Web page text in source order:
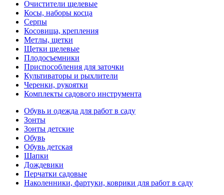
Очистители щелевые
Косы, наборы косца
Серпы
Косовища, крепления
Метлы, щетки
Щетки щелевые
Плодосъемники
Приспособления для заточки
Культиваторы и рыхлители
Черенки, рукоятки
Комплекты садового инструмента
Обувь и одежда для работ в саду
Зонты
Зонты детские
Обувь
Обувь детская
Шапки
Дождевики
Перчатки садовые
Наколенники, фартуки, коврики для работ в саду